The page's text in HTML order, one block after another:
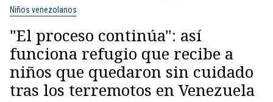
Niños venezolanos
"El proceso continúa": así
funciona refugio que recibe a
niños que quedaron sin cuidado
tras los terremotos en Venezuela